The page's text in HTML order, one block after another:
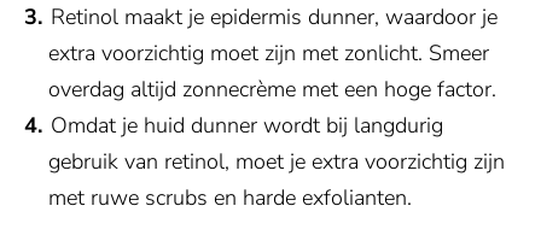
Retinol maakt je epidermis dunner, waardoor je
extra voorzichtig moet zijn met zonlicht. Smeer
overdag altijd zonnecrème met een hoge factor.
Omdat je huid dunner wordt bij langdurig
gebruik van retinol, moet je extra voorzichtig zijn
met ruwe scrubs en harde exfolianten.